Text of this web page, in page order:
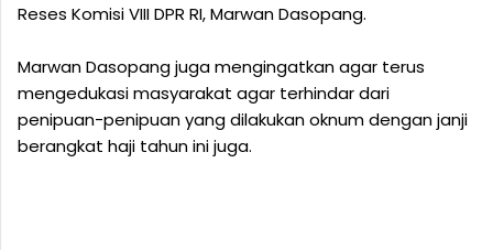
Reses Komisi VIII DPR RI, Marwan Dasopang.
Marwan Dasopang juga mengingatkan agar terus
mengedukasi masyarakat agar terhindar dari
penipuan-penipuan yang dilakukan oknum dengan janji
berangkat haji tahun ini juga.